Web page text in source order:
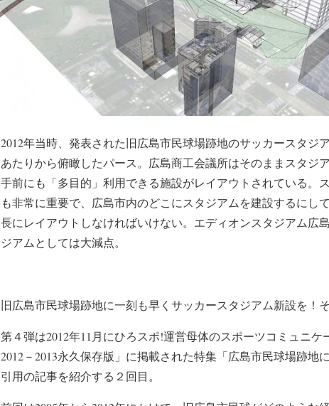
2012年当時、発表された旧広島市民球場跡地のサッカースタジ
あたりから俯瞰したパース。広島商工会議所はそのままスタジ
手前にも「多目的」利用できる施設がレイアウトされている。
も非常に重要で、広島市内のどこにスタジアムを建設するにし
長にレイアウトしなければいけない。エディオンスタジアム広
ジアムとしては大減点。
旧広島市民球場跡地に一刻も早くサッカースタジアム新設を！
第４弾は2012年11月にひろスポ!運営母体のスポーツコミュニ
2012－2013永久保存版」に掲載された特集「広島市民球場跡地
引用の記事を紹介する２回目。